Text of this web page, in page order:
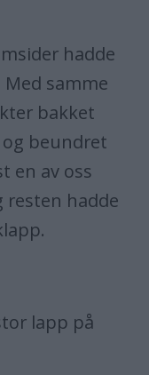
hadde
samme
bakket
beundret
en av oss
resten hadde
lapp på